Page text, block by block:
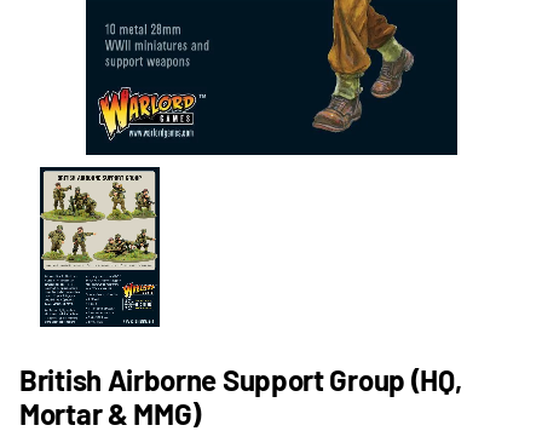
British Airborne Support Group (HQ,
Mortar & MMG)